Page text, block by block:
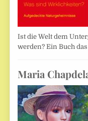
Ist die Welt dem
werden? Ein Buch
Maria